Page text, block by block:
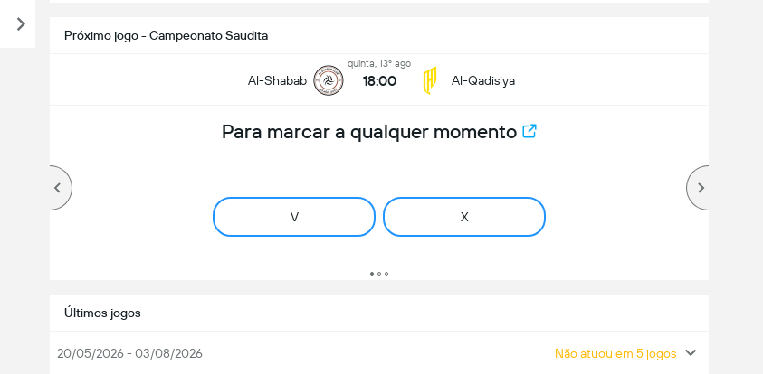
Próximo jogo - Campeonato Saudita
Al-Shabab
quinta, 13º ago
18:00 Al-Qadisiya
Para marcar a qualquer momento
V X
Últimos jogos
20/05/2026 - 03/08/2026 Não atuou em 5 jogos